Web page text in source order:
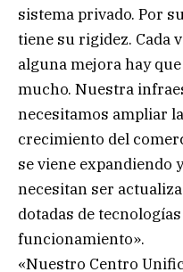
sistema privado. Por
tiene su rigidez. Cada
alguna mejora hay
mucho. Nuestra
necesitamos ampliar
crecimiento del
se viene
necesitan ser
dotadas de
funcionamiento».
«Nuestro Centro